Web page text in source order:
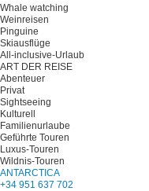
Whale watching
Weinreisen
Pinguine
Skiausflüge
All-inclusive-Urlaub
ART DER REISE
Abenteuer
Privat
Sightseeing
Kulturell
Familienurlaube
Geführte Touren
Luxus-Touren
Wildnis-Touren
ANTARCTICA
+34 951 637 702